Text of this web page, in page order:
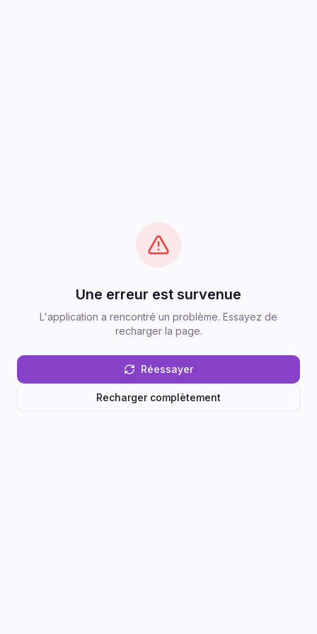
Une erreur est survenue
L'application a rencontré un problème. Essayez de
recharger la page.
Réessayer
Recharger complètement